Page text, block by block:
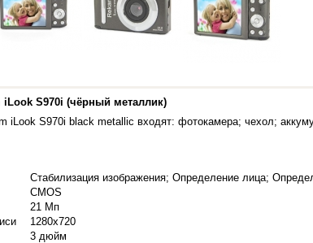
S970i (чёрный металлик)
iLook S970i black metallic входят: фотокамера; чехол;
Стабилизация изображения; Определение лица;
CMOS
21 Мп
1280x720
3 дюйм